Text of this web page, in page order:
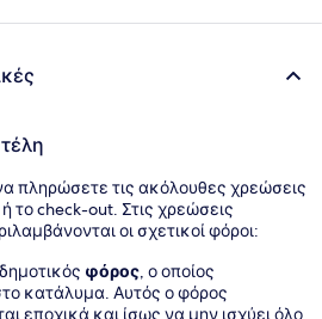
πληρώσετε τις ακόλουθες χρεώσεις
το check-out. Στις χρεώσεις
οι σχετικοί φόροι:
φόρος, ο οποίος
κατάλυμα. Αυτός ο φόρος
εποχικά και ίσως να μην ισχύει όλο